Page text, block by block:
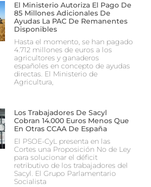
El Ministerio Autoriza El Pago De
85 Millones Adicionales De
Ayudas La PAC De Remanentes
Disponibles
Hasta el momento, se han pagado
4.712 millones de euros a los
agricultores y ganaderos
españoles en concepto de ayudas
directas. El Ministerio de
Agricultura,
Los Trabajadores De Sacyl
Cobran 14.000 Euros Menos Que
En Otras CCAA De España
El PSOE-CyL presenta en las
Cortes una Proposición No de Ley
para solucionar el déficit
retributivo de los trabajadores del
Sacyl. El Grupo Parlamentario
Socialista